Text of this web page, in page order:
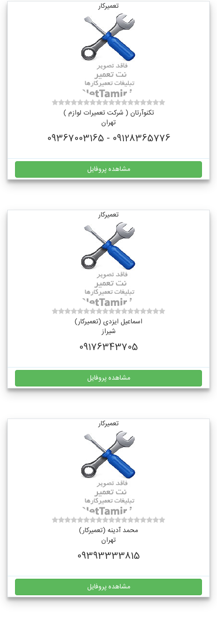
تعمیرکار
تکنوآرتان ( شرکت تعمیرات لوازم )
تهران
09128365776 - 09367003165
مشاهده پروفایل
تعمیرکار
اسماعیل ایزدی (تعمیرکار)
شیراز
09176343705
مشاهده پروفایل
تعمیرکار
محمد آدینه (تعمیرکار)
تهران
09393333815
مشاهده پروفایل